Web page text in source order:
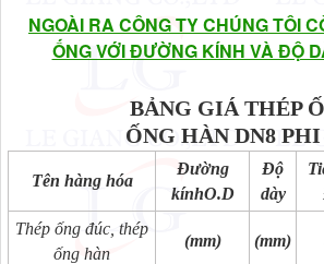
NGOÀI RA CÔNG TY CHÚNG TÔI
ỐNG VỚI ĐƯỜNG KÍNH VÀ ĐỘ
BẢNG GIÁ THÉP
ỐNG HÀNDN8 PHI
Tên hàng hóa
Đường
kínhO.D
Độ
dày
Thép ống đúc, thép
ống hàn
(mm) (mm)